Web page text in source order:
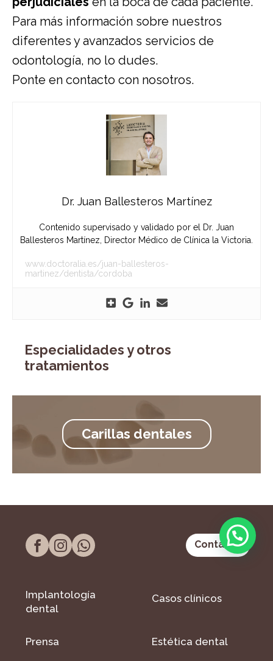
Para más información sobre nuestros
diferentes y avanzados servicios de
odontología, no lo dudes.
Ponte en contacto con nosotros.
Dr. Juan Ballesteros Martínez
Contenido supervisado y validado por el Dr. Juan
Ballesteros Martínez, Director Médico de Clínica la Victoria.
www.doctoralia.es/juan-ballesteros-
martinez/dentista/cordoba
Especialidades y otros
tratamientos
Carillas dentales
Contacto
Implantología
dental
Casos clínicos
Prensa Estética dental